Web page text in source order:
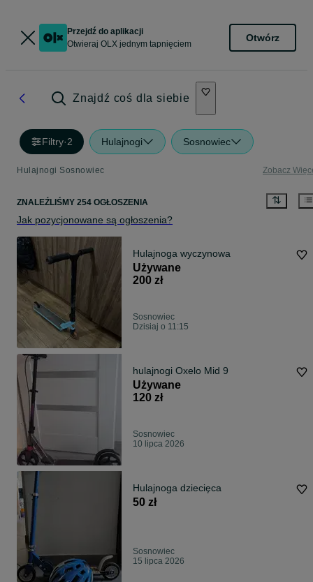
Przejdź do aplikacji
Otwieraj OLX jednym tapnięciem
Otwórz
Znajdź coś dla siebie
Filtry·2 Hulajnogi Sosnowiec
Hulajnogi Sosnowiec Zobacz
ZNALEŹLIŚMY 254 OGŁOSZENIA
Jak pozycjonowane są ogłoszenia?
Hulajnoga wyczynowa
Używane
200 zł
Sosnowiec
Dzisiaj o 11:15
hulajnogi Oxelo Mid 9
Używane
120 zł
Sosnowiec
10 lipca 2026
Hulajnoga dziecięca
50 zł
Sosnowiec
15 lipca 2026